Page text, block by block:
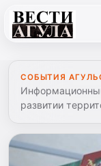
СОБЫТИЯ
развитии